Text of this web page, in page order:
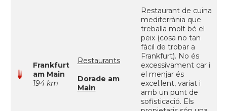
Frankfurt
am Main
194 km
Restaurants
Dorade am
Main
Restaurant de cuina
mediterrània que
treballa molt bé el
peix (cosa no tan
fàcil de trobar a
Frankfurt). No és
excessivament car i
el menjar és
excel.lent, variat i
amb un punt de
sofisticació. Els